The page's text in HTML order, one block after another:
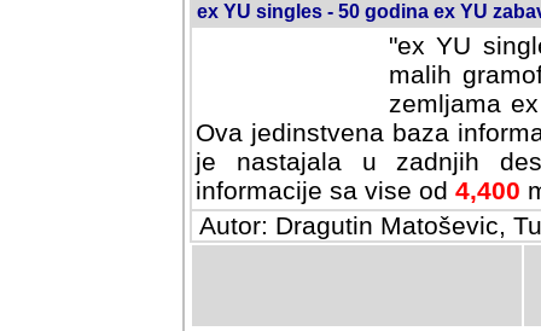
ex YU singles - 50 godina ex YU
"ex YU
malih
zemljama
Ova jedinstvena baza
je nastajala u zadnjih
informacije sa vise od 4,400
Autor: Dragutin Matoševic,